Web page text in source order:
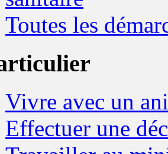
Toutes les
Vivre avec un
Effectuer une